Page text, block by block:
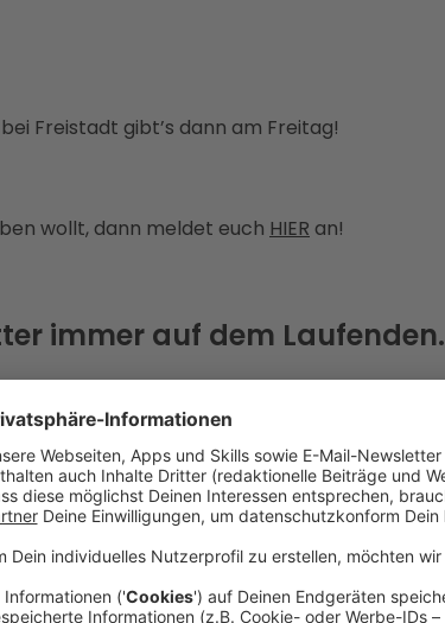
Freistadt gibt’s dann am Freitag!
wollt, dann meldet euch HIER an!
immer auf dem Laufenden.